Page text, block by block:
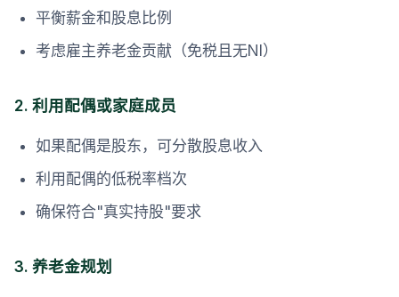
平衡薪金和股息比例
考虑雇主养老金贡献（免税且无NI）
2. 利用配偶或家庭成员
如果配偶是股东，可分散股息收入
利用配偶的低税率档次
确保符合"真实持股"要求
3. 养老金规划